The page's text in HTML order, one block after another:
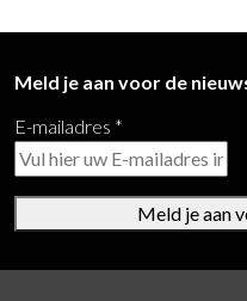
Meld je aan voor de
E-mailadres *
Meld je aan